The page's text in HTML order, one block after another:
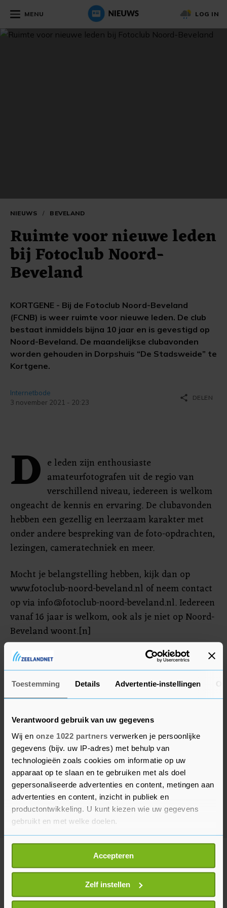
Toestemming Details Advertentie-instellingen
Verantwoord gebruik van uw gegevens
Wij en onze 1022 partners verwerken je persoonlijke
gegevens (bijv. uw IP-adres) met behulp van
technologieën zoals cookies om informatie op uw
apparaat op te slaan en te gebruiken met als doel
gepersonaliseerde advertenties en content, metingen aan
advertenties en content, inzicht in publiek en
productontwikkeling. U kunt kiezen wie uw gegevens
gebruikt en met welke doelen.
Als u het toestaat, willen we ook graag:
Informatie verzamelen over uw geografische
locatie, die tot een paar meter nauwkeurig kan zijn
Uw apparaat identificeren door het actief te
scannen op specifieke eigenschappen (fingerprinting)
Accepteren
Zelf instellen
MENU LOG IN
NIEUWS / BEVELAND
Ruimte voor nieuwe leden
bij Fotoclub Noord-
Beveland
KORTGENE - Bij de Fotoclub Noord-Beveland
(FCNB) is weer ruimte voor nieuwe leden. De club
bestaat inmiddels bijna 10 jaar en is gevestigd op
Noord-Beveland. De maandelijkse clubavonden
worden gehouden in Dorpshuis “De Stadsweide” te
Kortgene.
Internetbode
3 november 2021 - 20:23
share DELEN
D e leden zijn enthousiaste
amateurfotografen uit de regio van
verschillend niveau, iedereen is welkom
ongeacht de kennis en ervaring. De clubavonden
hebben een gezellig en leerzaam karakter met
onder andere bespreking van de foto-opdrachten,
lezingen, cameratechniek en meer.
Mocht je belangstelling hebben, kijk dan op
www.fotoclub-noord-beveland.nl of neem contact
op via info@fotoclub-noord-beveland.nl. Iedereen
vanaf 16 jaar is welkom, ook als je niet op Noord-
Beveland woont.[n]
noodsituatie in Colijnsplaat